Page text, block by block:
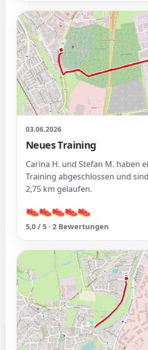
03.06.2026
Neues Training
Carina H. und Stefan M. haben
Training abgeschlossen und
2,75 km gelaufen.
👟
👟👟
👟👟
👟👟
👟👟
👟
5,0 / 5 · 2 Bewertungen